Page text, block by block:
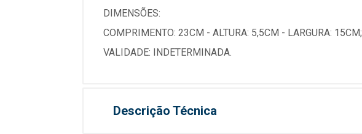
DIMENSÕES:
COMPRIMENTO: 23CM - ALTURA: 5,5CM - LARGURA: 15CM;
VALIDADE: INDETERMINADA.
Descrição Técnica